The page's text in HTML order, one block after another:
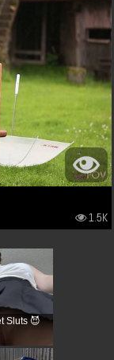
1.5K
Sluts 😈